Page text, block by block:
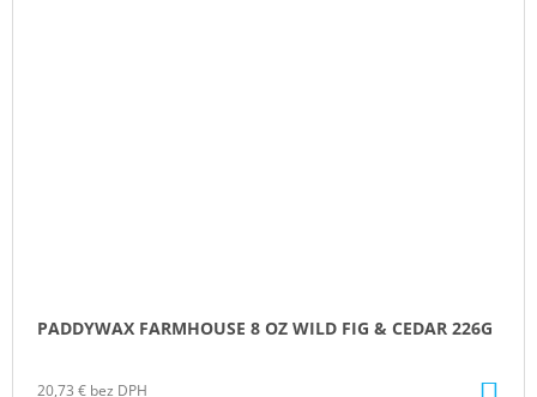
PADDYWAX FARMHOUSE 8 OZ WILD FIG & CEDAR 226G
20,73 € bez DPH